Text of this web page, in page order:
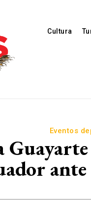
Cultura
Eventos